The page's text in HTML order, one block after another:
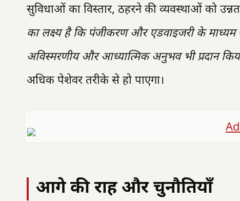
सुविधाओं का विस्तार, ठहरने की व्यवस्थाओं को
का लक्ष्य है कि पंजीकरण और एडवाइजरी के माध्यम
अविस्मरणीय और आध्यात्मिक अनुभव भी प्रदान
अधिक पेशेवर तरीके से हो पाएगा।
आगे की राह और चुनौतियाँ